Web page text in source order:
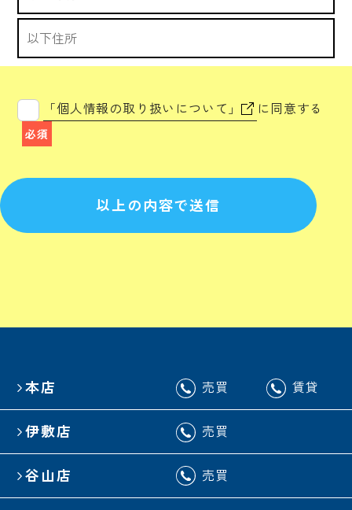
「個人情報の取り扱いについて」 に同意する
必須
以上の内容で送信
本店 売買 賃貸
伊敷店 売買
谷山店 売買